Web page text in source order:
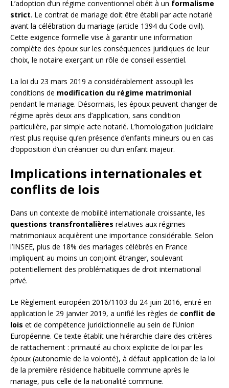
L’adoption d’un régime conventionnel obéit à un formalisme
strict. Le contrat de mariage doit être établi par acte notarié
avant la célébration du mariage (article 1394 du Code civil).
Cette exigence formelle vise à garantir une information
complète des époux sur les conséquences juridiques de leur
choix, le notaire exerçant un rôle de conseil essentiel.
La loi du 23 mars 2019 a considérablement assoupli les
conditions de modification du régime matrimonial
pendant le mariage. Désormais, les époux peuvent changer de
régime après deux ans d’application, sans condition
particulière, par simple acte notarié. L’homologation judiciaire
n’est plus requise qu’en présence d’enfants mineurs ou en cas
d’opposition d’un créancier ou d’un enfant majeur.
Implications internationales et
conflits de lois
Dans un contexte de mobilité internationale croissante, les
questions transfrontalières relatives aux régimes
matrimoniaux acquièrent une importance considérable. Selon
l’INSEE, plus de 18% des mariages célébrés en France
impliquent au moins un conjoint étranger, soulevant
potentiellement des problématiques de droit international
privé.
Le Règlement européen 2016/1103 du 24 juin 2016, entré en
application le 29 janvier 2019, a unifié les règles de conflit de
lois et de compétence juridictionnelle au sein de l’Union
Européenne. Ce texte établit une hiérarchie claire des critères
de rattachement : primauté au choix explicite de loi par les
époux (autonomie de la volonté), à défaut application de la loi
de la première résidence habituelle commune après le
mariage, puis celle de la nationalité commune.